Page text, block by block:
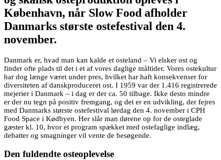
København, når Slow Food afholder
Danmarks største ostefestival den 4.
november.
Danmark er, hvad man kan kalde et osteland – Vi elsker ost og
finder ofte plads til det i et af vores daglige måltider. Vores ostekultur
har dog længe været under pres, hvilket har haft konsekvenser for
diversiteten af danskproduceret ost. I 1959 var der 1.416 registrerede
mejerier i Danmark – i dag er der ca. 50 tilbage. Ikke desto mindre
er der nu tegn på positiv fremgang, og det er en udvikling, der fejres
med Danmarks største ostefestival lørdag den 4. november i CPH
Food Space i Kødbyen. Her slår man dørene op for de osteglade
gæster kl. 10, hvor et program spækket med ostefaglige indlæg,
debatter og smagninger vil vente de besøgende.
Den fuldendte osteoplevelse